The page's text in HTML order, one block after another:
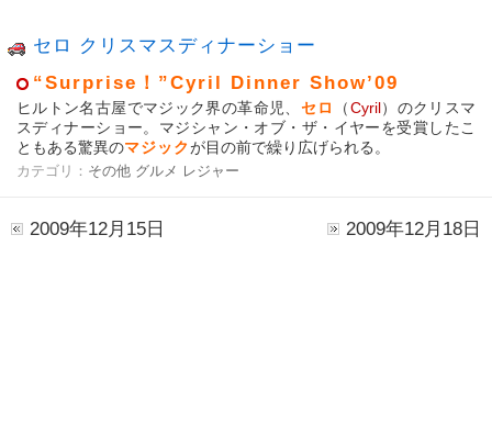
セロ クリスマスディナーショー
“Surprise！”Cyril Dinner Show’09
ヒルトン名古屋でマジック界の革命児、 セロ （Cyril）のクリスマ
スディナーショー。マジシャン・オブ・ザ・イヤーを受賞したこ
ともある驚異のマジックが目の前で繰り広げられる。
カテゴリ： その他 グルメ レジャー
2009年12月15日 2009年12月18日